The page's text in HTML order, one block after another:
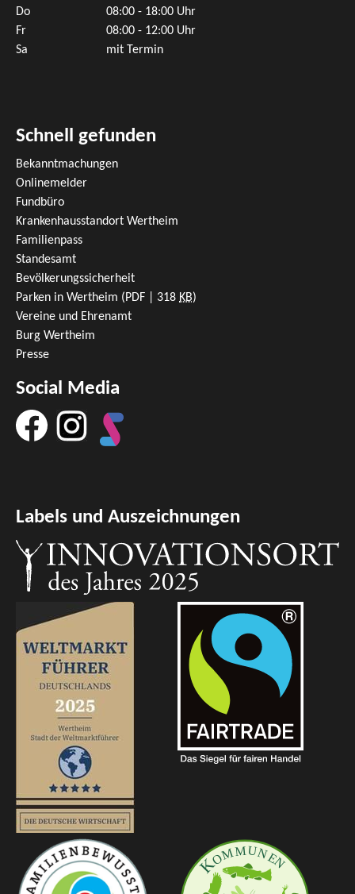
Do
08:00 - 18:00 Uhr
Fr
08:00 - 12:00 Uhr
Sa
mit Termin
Schnell gefunden
Bekanntmachungen
Onlinemelder
Fundbüro
Krankenhausstandort Wertheim
Familienpass
Standesamt
Bevölkerungssicherheit
Parken in Wertheim (PDF | 318 KB)
Vereine und Ehrenamt
Burg Wertheim
Presse
Social Media
Labels und Auszeichnungen